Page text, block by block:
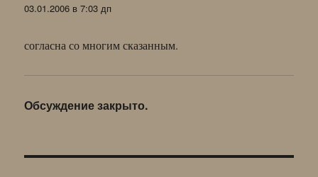
03.01.2006 в 7:03 дп
согласна со многим сказанным.
Обсуждение закрыто.